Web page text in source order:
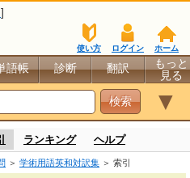
]
ホーム
ログイン
使い方
語帳 診断 翻訳
もっと
見る
▼
ランキング ヘルプ
＞ 学術用語英和対訳集 ＞ 索引